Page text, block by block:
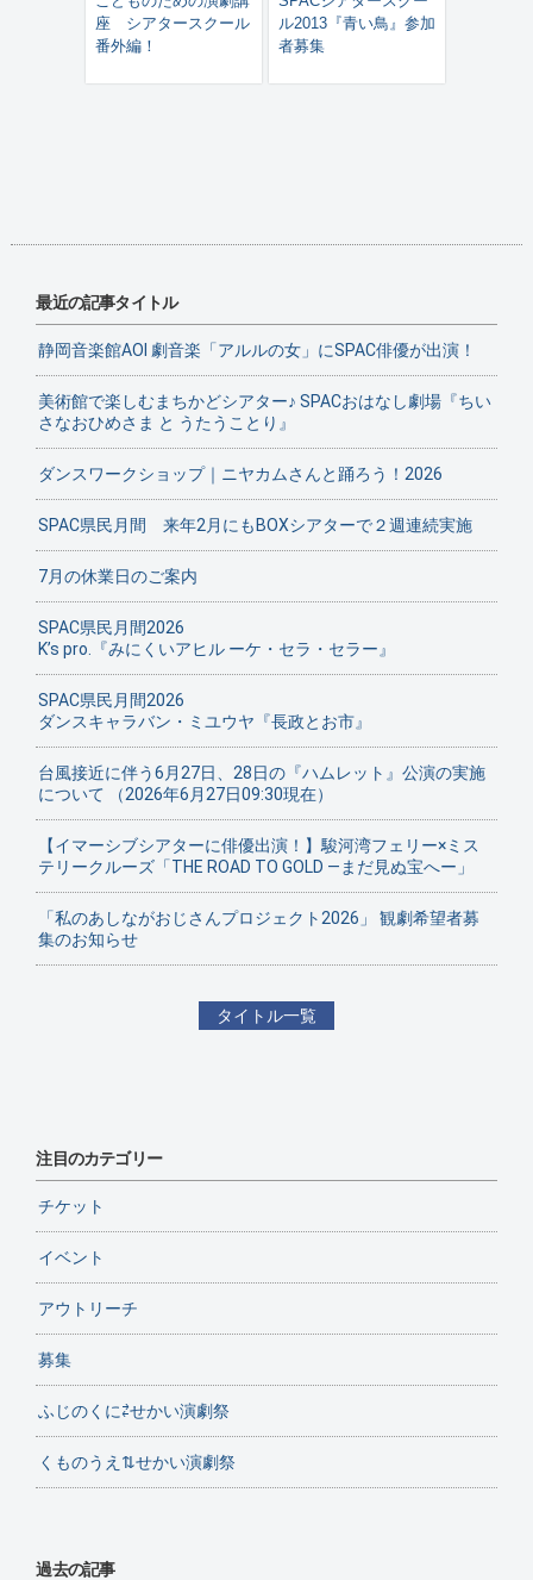
座 シアタースクール
番外編！
ル2013『青い鳥』参加
者募集
最近の記事タイトル
静岡音楽館AOI 劇音楽「アルルの女」にSPAC俳優が出演！
美術館で楽しむまちかどシアター♪ SPACおはなし劇場『ちい
さなおひめさま と うたうことり』
ダンスワークショップ｜ニヤカムさんと踊ろう！2026
SPAC県民月間 来年2月にもBOXシアターで２週連続実施
7月の休業日のご案内
SPAC県民月間2026
K’s pro.『みにくいアヒル ーケ・セラ・セラー』
SPAC県民月間2026
ダンスキャラバン・ミユウヤ『長政とお市』
台風接近に伴う6月27日、28日の『ハムレット』公演の実施
について （2026年6月27日09:30現在）
【イマーシブシアターに俳優出演！】駿河湾フェリー×ミス
テリークルーズ「THE ROAD TO GOLD ―まだ見ぬ宝へー」
「私のあしながおじさんプロジェクト2026」 観劇希望者募
集のお知らせ
タイトル一覧
注目のカテゴリー
チケット
イベント
アウトリーチ
募集
ふじのくに⇄せかい演劇祭
くものうえ⇅せかい演劇祭
過去の記事